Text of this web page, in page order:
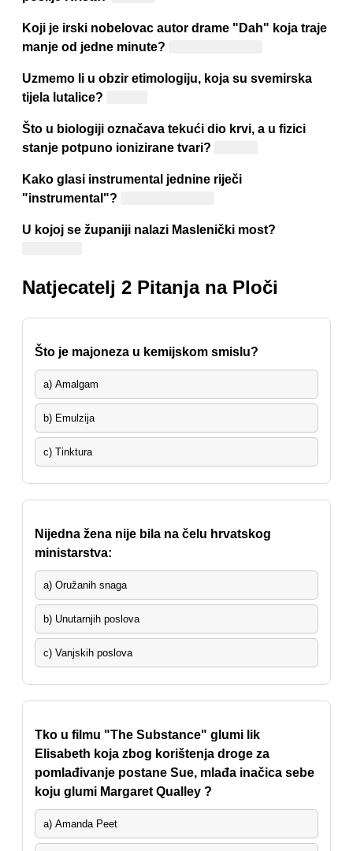
Koji je irski nobelovac autor drame "Dah" koja traje
manje od jedne minute?
Uzmemo li u obzir etimologiju, koja su svemirska
tijela lutalice?
Što u biologiji označava tekući dio krvi, a u fizici
stanje potpuno ionizirane tvari?
Kako glasi instrumental jednine riječi
"instrumental"?
U kojoj se županiji nalazi Maslenički most?
Natjecatelj 2 Pitanja na Ploči
Što je majoneza u kemijskom smislu?
a) Amalgam
b) Emulzija
c) Tinktura
Nijedna žena nije bila na čelu hrvatskog
ministarstva:
a) Oružanih snaga
b) Unutarnjih poslova
c) Vanjskih poslova
Tko u filmu "The Substance" glumi lik
Elisabeth koja zbog korištenja droge za
pomlađivanje postane Sue, mlađa inačica sebe
koju glumi Margaret Qualley ?
a) Amanda Peet